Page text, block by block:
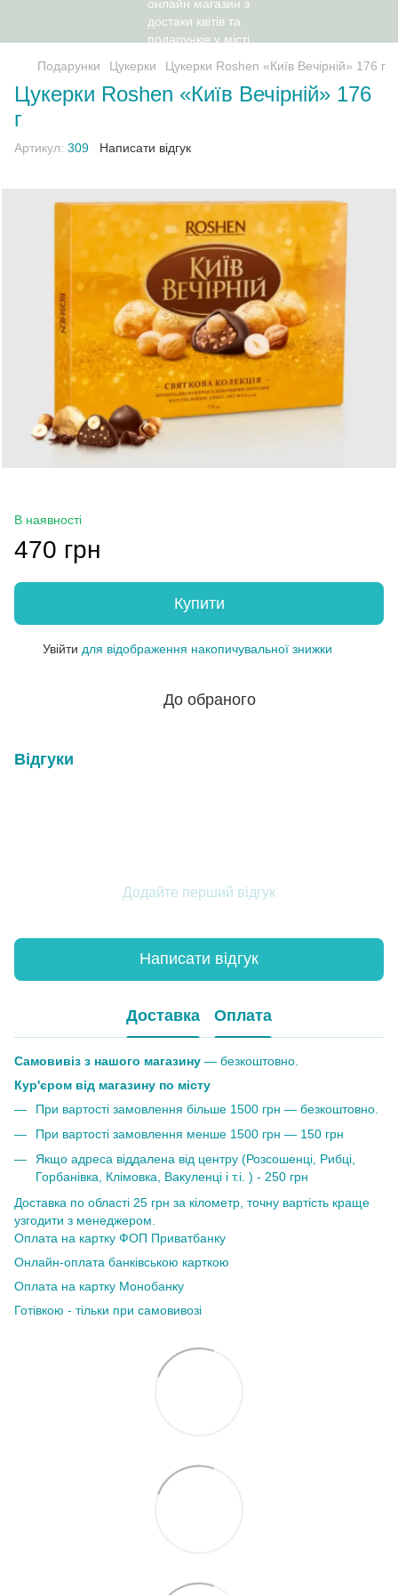
Подарунки Цукерки Цукерки Roshen «Київ Вечірній» 176 г
Цукерки Roshen «Київ Вечірній» 176
г
Артикул: 309 Написати відгук
В наявності
470 грн
Купити
Увійти для відображення накопичувальної знижки
До обраного
Відгуки
Додайте перший відгук
Написати відгук
Доставка Оплата
Самовивіз з нашого магазину — безкоштовно.
Кур'єром від магазину по місту
При вартості замовлення більше 1500 грн — безкоштовно.
При вартості замовлення менше 1500 грн — 150 грн
Якщо адреса віддалена від центру (Розсошенці, Рибці,
Горбанівка, Клімовка, Вакуленці і т.і. ) - 250 грн
Доставка по області 25 грн за кілометр, точну вартість краще
узгодити з менеджером.
Оплата на картку ФОП Приватбанку
Онлайн-оплата банківською карткою
Оплата на картку Монобанку
Готівкою - тільки при самовивозі